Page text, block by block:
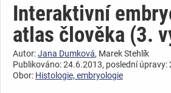
Interaktivní
atlas člověka (3.
Autor:Jana Dumková, Marek Stehlík
Publikováno: 24.6.2013, poslední úpravy:
Obor: Histologie, embryologie